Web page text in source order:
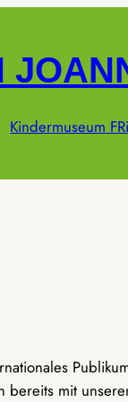
Kindermuseum
mit